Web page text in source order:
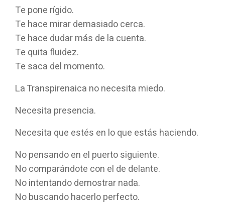
Te pone rígido.
Te hace mirar demasiado cerca.
Te hace dudar más de la cuenta.
Te quita fluidez.
Te saca del momento.
La Transpirenaica no necesita miedo.
Necesita presencia.
Necesita que estés en lo que estás haciendo.
No pensando en el puerto siguiente.
No comparándote con el de delante.
No intentando demostrar nada.
No buscando hacerlo perfecto.